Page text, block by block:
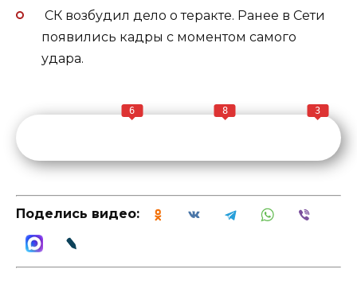
СК возбудил дело о теракте. Ранее в Сети
появились кадры с моментом самого
удара.
6 8 3
Поделись видео: